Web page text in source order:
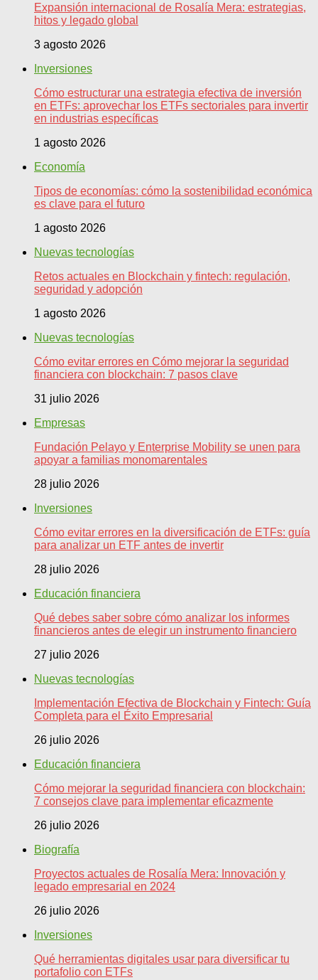
Expansión internacional de Rosalía Mera: estrategias,
hitos y legado global
3 agosto 2026
Inversiones
Cómo estructurar una estrategia efectiva de inversión
en ETFs: aprovechar los ETFs sectoriales para invertir
en industrias específicas
1 agosto 2026
Economía
Tipos de economías: cómo la sostenibilidad económica
es clave para el futuro
1 agosto 2026
Nuevas tecnologías
Retos actuales en Blockchain y fintech: regulación,
seguridad y adopción
1 agosto 2026
Nuevas tecnologías
Cómo evitar errores en Cómo mejorar la seguridad
financiera con blockchain: 7 pasos clave
31 julio 2026
Empresas
Fundación Pelayo y Enterprise Mobility se unen para
apoyar a familias monomarentales
28 julio 2026
Inversiones
Cómo evitar errores en la diversificación de ETFs: guía
para analizar un ETF antes de invertir
28 julio 2026
Educación financiera
Qué debes saber sobre cómo analizar los informes
financieros antes de elegir un instrumento financiero
27 julio 2026
Nuevas tecnologías
Implementación Efectiva de Blockchain y Fintech: Guía
Completa para el Éxito Empresarial
26 julio 2026
Educación financiera
Cómo mejorar la seguridad financiera con blockchain:
7 consejos clave para implementar eficazmente
26 julio 2026
Biografía
Proyectos actuales de Rosalía Mera: Innovación y
legado empresarial en 2024
26 julio 2026
Inversiones
Qué herramientas digitales usar para diversificar tu
portafolio con ETFs